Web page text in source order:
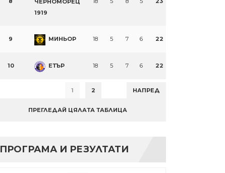
ЧЕРНОМОРЕЦ
1919
9 МИНЬОР 18 5 7 6 22
10 ЕТЪР 18 5 7 6 22
1 2 НАПРЕД
ПРЕГЛЕДАЙ ЦЯЛАТА ТАБЛИЦА
ПРОГРАМА И РЕЗУЛТАТИ